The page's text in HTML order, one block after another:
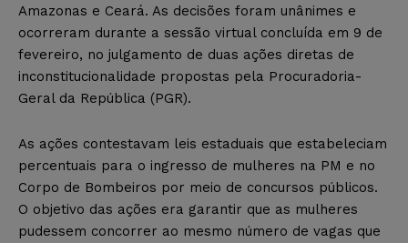
Amazonas e Ceará. As decisões foram unânimes e
ocorreram durante a sessão virtual concluída em 9 de
fevereiro, no julgamento de duas ações diretas de
inconstitucionalidade propostas pela Procuradoria-
Geral da República (PGR).
As ações contestavam leis estaduais que estabeleciam
percentuais para o ingresso de mulheres na PM e no
Corpo de Bombeiros por meio de concursos públicos.
O objetivo das ações era garantir que as mulheres
pudessem concorrer ao mesmo número de vagas que